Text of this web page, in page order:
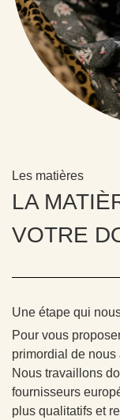
Les matières
LA
VOTRE
Une étape qui
Pour vous
primordial de
Nous travaillons
fournisseurs
plus qualitatifs et